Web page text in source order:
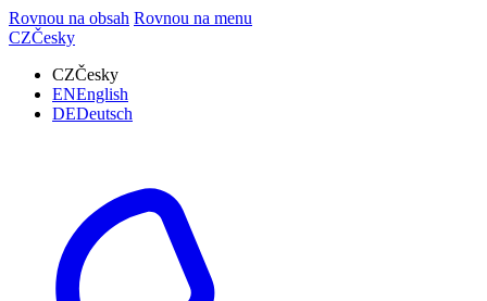
Rovnou na obsah Rovnou na menu
CZČesky
CZČesky
ENEnglish
DEDeutsch